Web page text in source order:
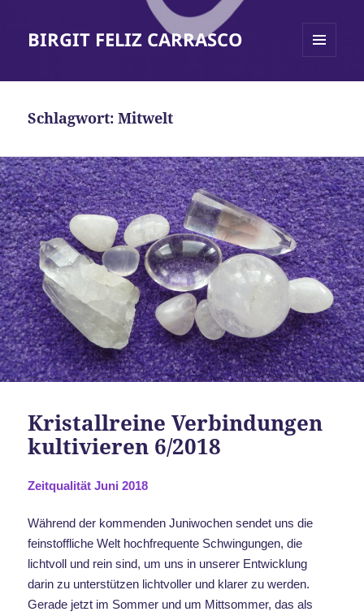
BIRGIT FELIZ CARRASCO
Schlagwort:Mitwelt
Kristallreine Verbindungen
kultivieren 6/2018
Zeitqualität Juni 2018
Während der kommenden Juniwochen sendet uns die
feinstoffliche Welt hochfrequente Schwingungen, die
lichtvoll und rein sind, um uns in unserer Entwicklung
darin zu unterstützen lichtvoller und klarer zu werden.
Gerade jetzt im Sommer und um Mittsommer, das als